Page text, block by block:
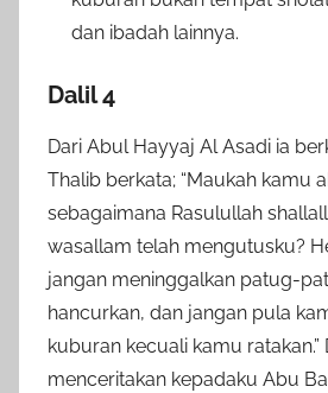
dan ibadah lainnya.
Dalil 4
Dari Abul Hayyaj Al Asadi ia
Thalib berkata; “Maukah kamu
sebagaimana Rasulullah
wasallam telah mengutusku?
jangan meninggalkan patug-
hancurkan, dan jangan pula
kuburan kecuali kamu ratakan.”
menceritakan kepadaku Abu